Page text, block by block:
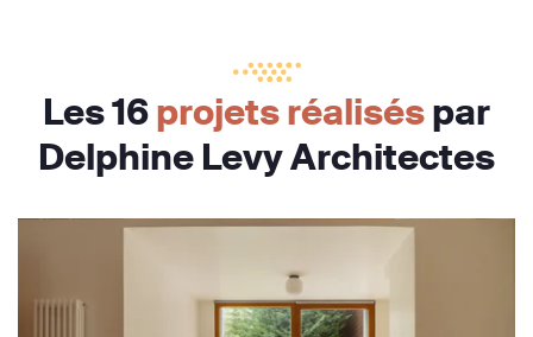
Les 16projets réaliséspar
Delphine Levy Architectes